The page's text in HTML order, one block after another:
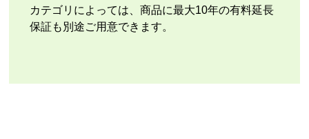
商品の梱包は必要十分なものでしたか？
はい
カテゴリによっては、商品に最大10年の有料延長
保証も別途ご用意できます。